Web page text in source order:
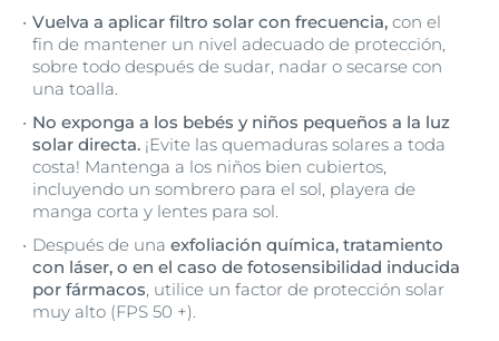
Vuelva a aplicar filtro solar con frecuencia, con el
fin de mantener un nivel adecuado de protección,
sobre todo después de sudar, nadar o secarse con
una toalla.
No exponga a los bebés y niños pequeños a la luz
solar directa. ¡Evite las quemaduras solares a toda
costa! Mantenga a los niños bien cubiertos,
incluyendo un sombrero para el sol, playera de
manga corta y lentes para sol.
Después de una exfoliación química, tratamiento
con láser, o en el caso de fotosensibilidad inducida
por fármacos, utilice un factor de protección solar
muy alto (FPS 50 +).